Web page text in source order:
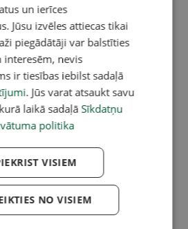
un ierīces
Jūsu izvēles attiecas tikai
piegādātāji var balstīties
interesēm, nevis
ir tiesības iebilst sadaļā
. Jūs varat atsaukt savu
laikā sadaļā Sīkdatņu
politika
VISIEM
NO VISIEM